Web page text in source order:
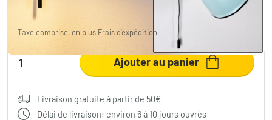
29,99 €
Taxe comprise, en plus Frais d'expédition
Ajouter au panier
Livraison gratuite à partir de 50€
Délai de livraison: environ 6 à 10 jours ouvrés